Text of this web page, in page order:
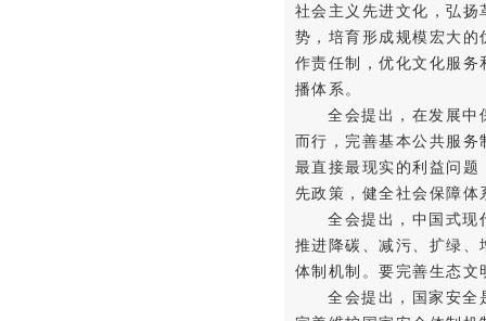
社会主义先进文化，弘
势，培育形成规模宏大
作责任制，优化文化服
播体系。
全会提出，在发展中
而行，完善基本公共服
最直接最现实的利益问
先政策，健全社会保障
全会提出，中国式现
推进降碳、减污、扩绿
体制机制。要完善生态
全会提出，国家安全